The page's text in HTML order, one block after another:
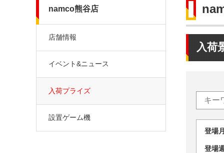
入荷
登
登
namco熊谷店
店舗情報
イベント&ニュース
入荷プライズ
設置ゲーム機